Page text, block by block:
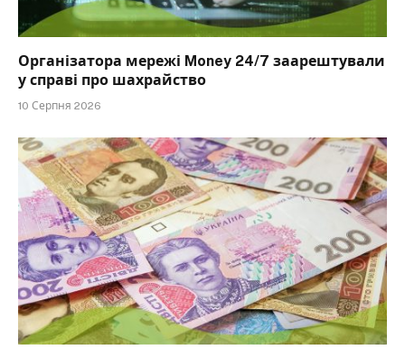
Організатора мережі Money 24/7 заарештували
у справі про шахрайство
10 Серпня 2026